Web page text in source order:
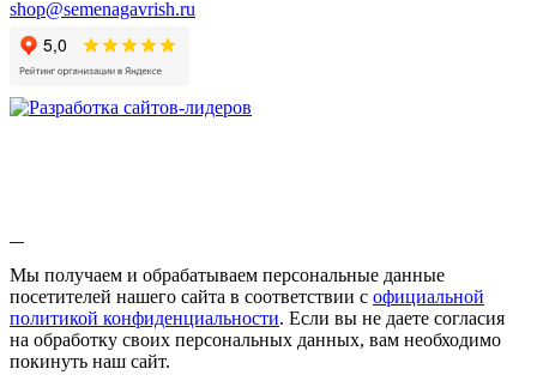
shop@semenagavrish.ru
Мы получаем и обрабатываем персональные данные
посетителей нашего сайта в соответствии с официальной
политикой конфиденциальности. Если вы не даете согласия
на обработку своих персональных данных, вам необходимо
покинуть наш сайт.